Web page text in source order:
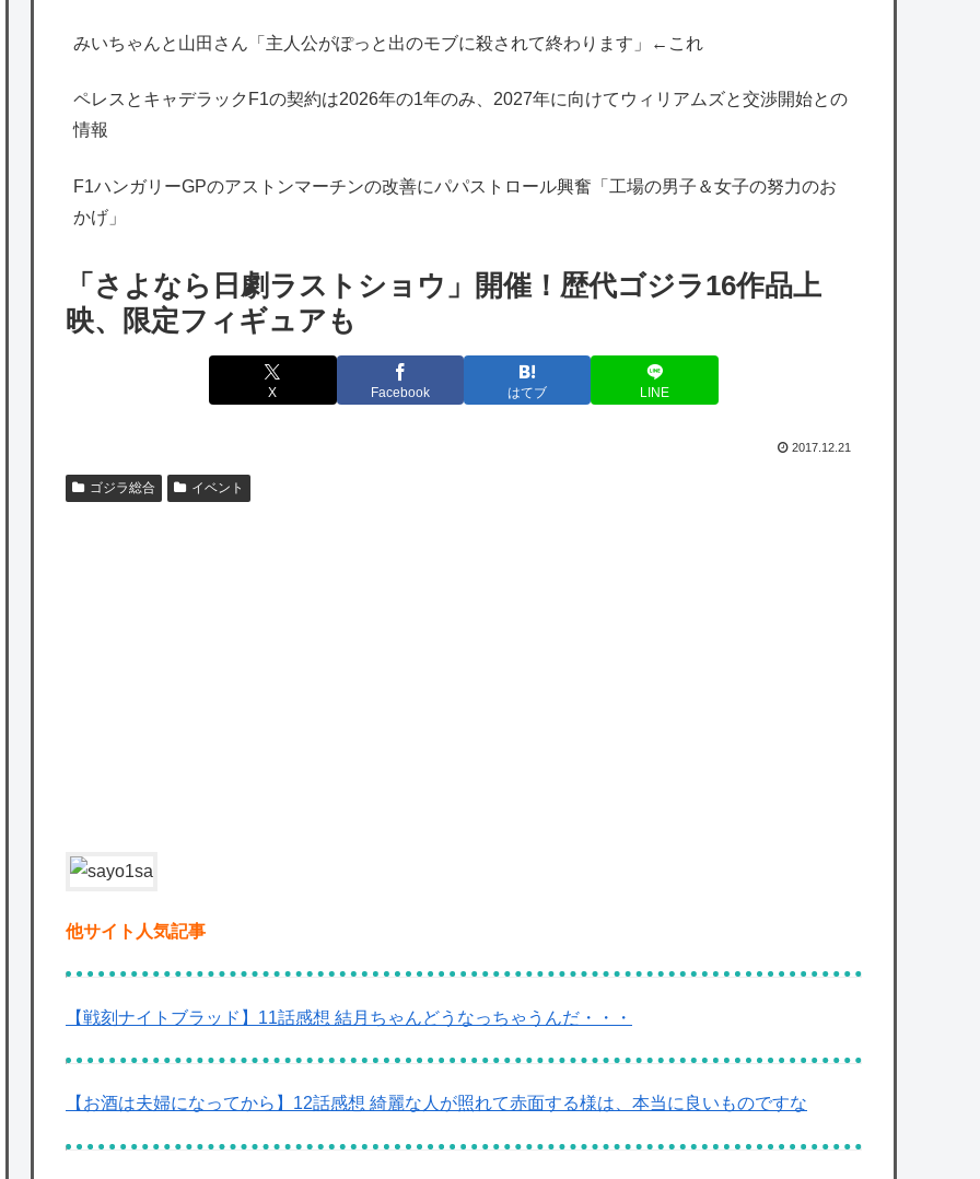
海外「日本は特別！」日本の地震支援を申し
韓国人「実は日本経済を支えて生かしている
のは韓国人である理由がこちら…」→「日本
応
海外「日本よ、お前がナンバーワンだ」 熊
本地震直後の日本の対応のスピードに世界が
れたキャラの掛け合いだからなぁ（約100人）
【ホロライブ】これはこれでちょっと裏来い
【艦これ】煙幕してんのに大暴れしすぎちゃ
桜木花道がモテないわけないだろwwwwww
【画像】小学生アイドル「りりぴ」の激痩せ
みいちゃんと山田さん「主人公がぽっと出のモブに殺されて終わります」←これ
ペレスとキャデラックF1の契約は2026年の1年のみ、2027年に向けてウィリアムズと交渉開始との
情報
F1ハンガリーGPのアストンマーチンの改善にパパストロール興奮「工場の男子＆女子の努力のお
かげ」
「さよなら日劇ラストショウ」開催！歴代ゴジラ16作品上
映、限定フィギュアも
X Facebook はてブ LINE
2017.12.21
ゴジラ総合 イベント
他サイト人気記事
【戦刻ナイトブラッド】11話感想 結月ちゃんどうなっちゃうんだ・・・
【お酒は夫婦になってから】12話感想 綺麗な人が照れて赤面する様は、本当に良いものですな